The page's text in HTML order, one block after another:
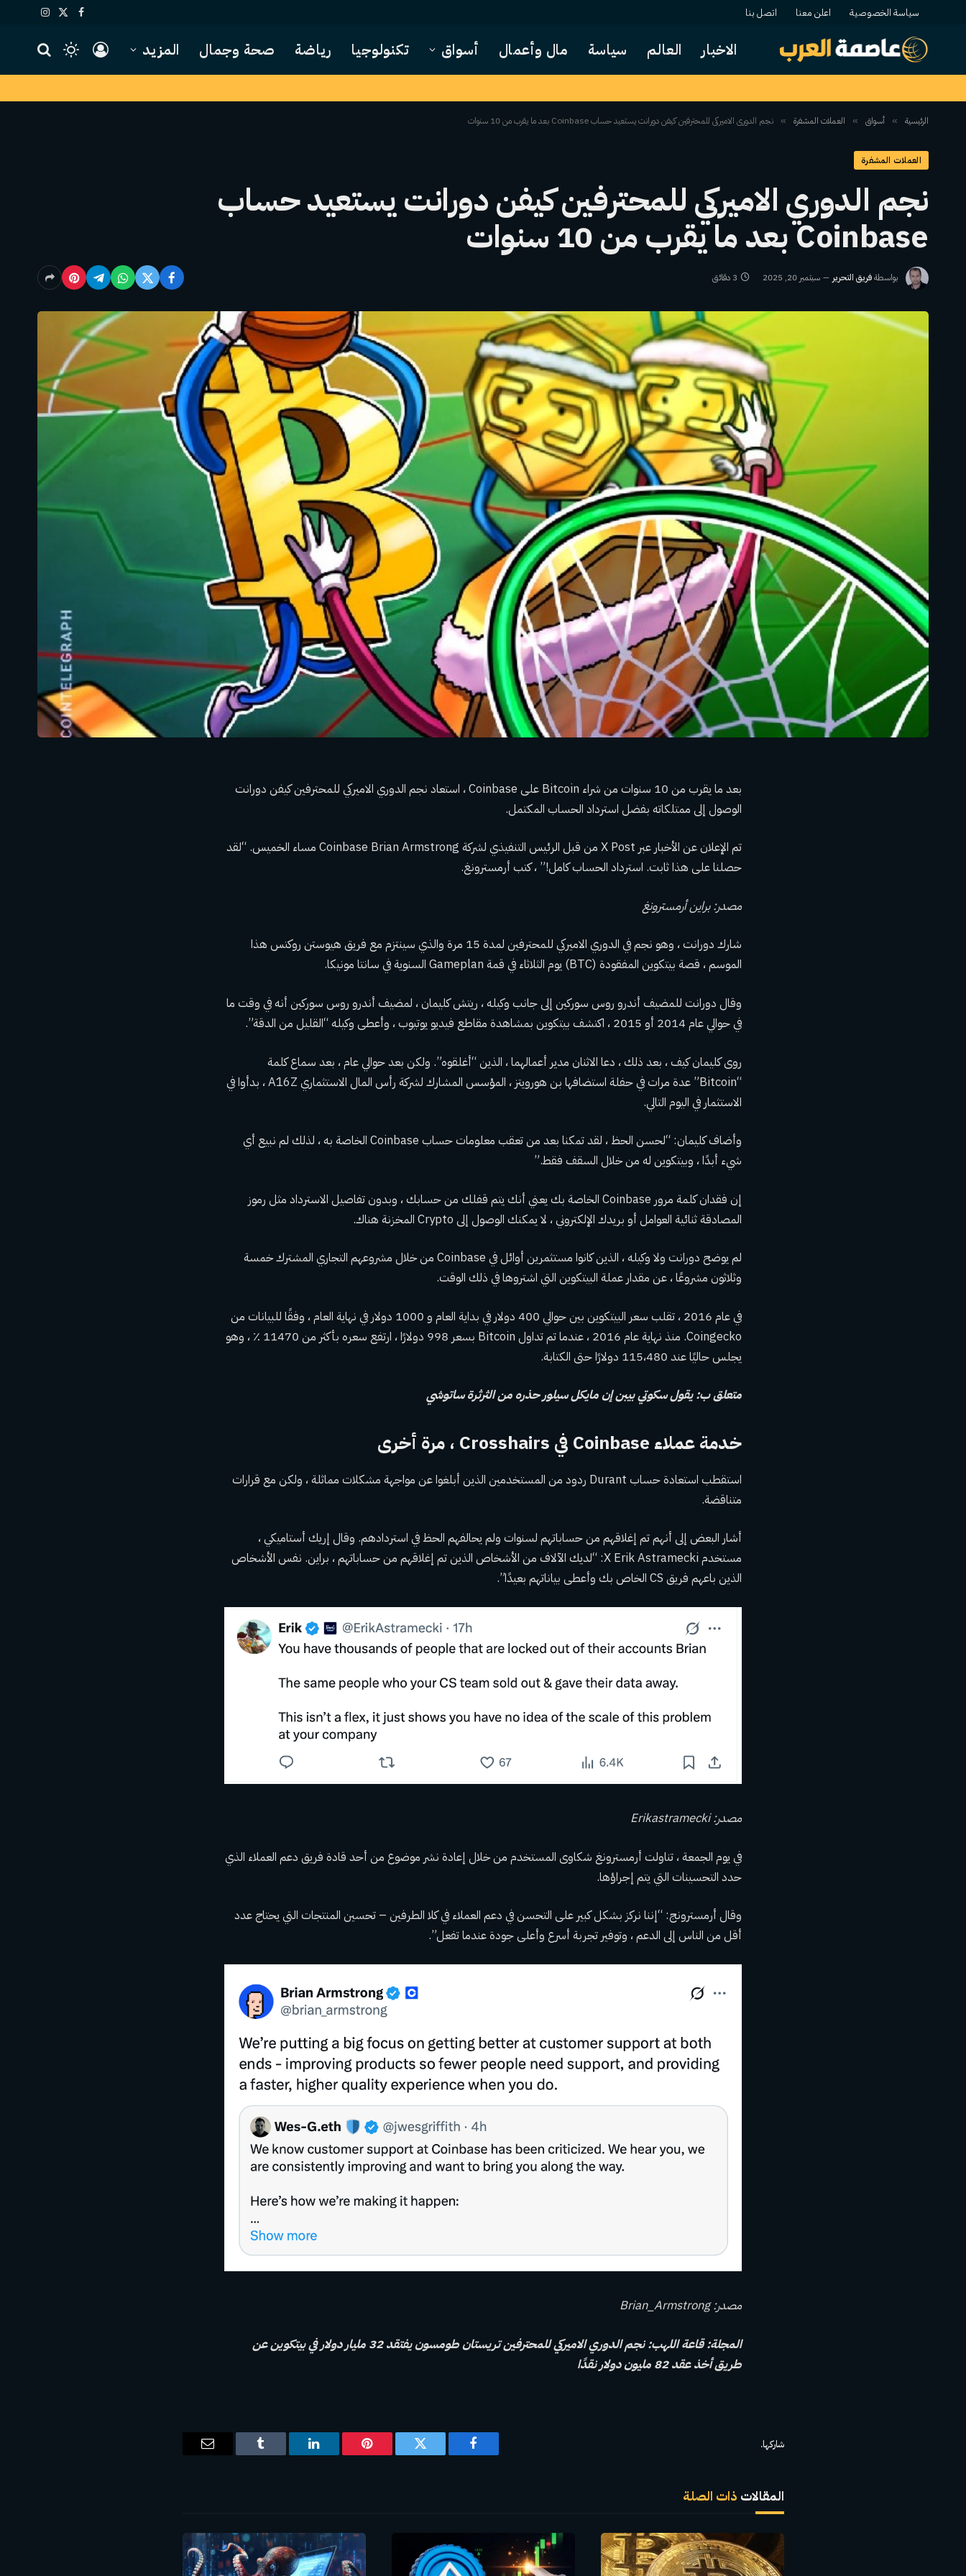
سياسة الخصوصية اعلن معنا اتصل بنا فيسبوك
X
الانستغرام
الاخبار العالم سياسة مال وأعمال أسواق تكنولوجيا رياضة صحة وجمال المزيد
الرئيسية » أسواق » العملات المشفرة » نجم الدوري الاميركي للمحترفين كيفن دورانت يستعيد حساب Coinbase بعد ما يقرب من 10 سنوات
العملات المشفرة
نجم الدوري الاميركي للمحترفين كيفن دورانت يستعيد حساب
Coinbase بعد ما يقرب من 10 سنوات
بواسطةفريق التحرير سبتمبر 20, 2025 3 دقائق
بعد ما يقرب من 10 سنوات من شراء Bitcoin على Coinbase ، استعاد نجم الدوري الاميركي للمحترفين كيفن دورانت
الوصول إلى ممتلكاته بفضل استرداد الحساب المكتمل.
تم الإعلان عن الأخبار عبر X Post من قبل الرئيس التنفيذي لشركة Coinbase Brian Armstrong مساء الخميس. “لقد
حصلنا على هذا ثابت. استرداد الحساب كامل!” ، كتب أرمسترونغ.
مصدر:براين أرمسترونغ
شارك دورانت ، وهو نجم في الدوري الاميركي للمحترفين لمدة 15 مرة والذي سينتزم مع فريق هيوستن روكتس هذا
الموسم ، قصة بيتكوين المفقودة (BTC) يوم الثلاثاء في قمة Gameplan السنوية في سانتا مونيكا.
وقال دورانت للمضيف أندرو روس سوركين إلى جانب وكيله ، ريتش كليمان ، لمضيف أندرو روس سوركين أنه في وقت ما
في حوالي عام 2014 أو 2015 ، اكتشف بيتكوين بمشاهدة مقاطع فيديو يوتيوب ، وأعطى وكيله “القليل من الدقة”.
روى كليمان كيف ، بعد ذلك ، دعا الاثنان مدير أعمالهما ، الذين “أغلقوه”. ولكن بعد حوالي عام ، بعد سماع كلمة
“Bitcoin” عدة مرات في حفلة استضافها بن هورويتز ، المؤسس المشارك لشركة رأس المال الاستثماري A16Z ، بدأوا في
الاستثمار في اليوم التالي.
وأضاف كليمان: “لحسن الحظ ، لقد تمكنا بعد من تعقب معلومات حساب Coinbase الخاصة به ، لذلك لم نبيع أي
شيء أبدًا ، وبيتكوين له من خلال السقف فقط.”
إن فقدان كلمة مرور Coinbase الخاصة بك يعني أنك يتم قفلك من حسابك ، وبدون تفاصيل الاسترداد مثل رموز
المصادقة ثنائية العوامل أو بريدك الإلكتروني ، لا يمكنك الوصول إلى Crypto المخزنة هناك.
لم يوضح دورانت ولا وكيله ، الذين كانوا مستثمرين أوائل في Coinbase من خلال مشروعهم التجاري المشترك خمسة
وثلاثون مشروعًا ، عن مقدار عملة البيتكوين التي اشتروها في ذلك الوقت.
في عام 2016 ، تقلب سعر البيتكوين بين حوالي 400 دولار في بداية العام و 1000 دولار في نهاية العام ، وفقًا للبيانات من
Coingecko. منذ نهاية عام 2016 ، عندما تم تداول Bitcoin بسعر 998 دولارًا ، ارتفع سعره بأكثر من 11470 ٪ ، وهو
يجلس حاليًا عند 115،480 دولارًا حتى الكتابة.
متعلق ب:يقول سكوتي بيبن إن مايكل سيلور حذره من الثرثرة ساتوشي
خدمة عملاء Coinbase في Crosshairs ، مرة أخرى
استقطب استعادة حساب Durant ردود من المستخدمين الذين أبلغوا عن مواجهة مشكلات مماثلة ، ولكن مع قرارات
متناقضة.
أشار البعض إلى أنهم تم إغلاقهم من حساباتهم لسنوات ولم يحالفهم الحظ في استردادهم. وقال إريك أستاميكي ،
مستخدم X Erik Astramecki: “لديك الآلاف من الأشخاص الذين تم إغلاقهم من حساباتهم ، براين. نفس الأشخاص
الذين باعهم فريق CS الخاص بك وأعطى بياناتهم بعيدًا”.
مصدر:Erikastramecki
في يوم الجمعة ، تناولت أرمسترونغ شكاوى المستخدم من خلال إعادة نشر موضوع من أحد قادة فريق دعم العملاء الذي
حدد التحسينات التي يتم إجراؤها.
وقال أرمسترونج: “إننا نركز بشكل كبير على التحسن في دعم العملاء في كلا الطرفين – تحسين المنتجات التي يحتاج عدد
أقل من الناس إلى الدعم ، وتوفير تجربة أسرع وأعلى جودة عندما تفعل”.
مصدر:Brian_Armstrong
المجلة: قاعة اللهب: نجم الدوري الاميركي للمحترفين تريستان طومسون يفتقد 32 مليار دولار في بيتكوين عن
طريق أخذ عقد 82 مليون دولار نقدًا
شاركها.
فيسبوك تويتر بينتيريستلينكدإن Tumblr
البريد
المقالات ذات الصلة